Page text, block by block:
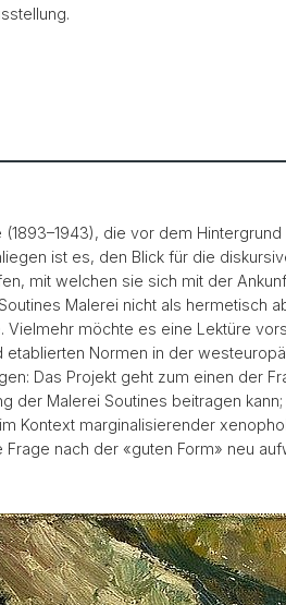
die vor dem
ist es, den Blick für die
mit welchen sie sich mit der
Malerei nicht als hermetisch
möchte es eine Lektüre
Normen in der
Das Projekt geht zum einen der
Malerei Soutines beitragen
Kontext marginalisierender
nach der «guten Form» neu